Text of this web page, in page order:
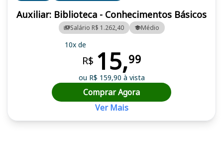
Auxiliar: Biblioteca - Conhecimentos Básicos
Salário R$ 1.262,40 Médio
10x de
R$ 15,99
ou R$ 159,90 à vista
Comprar Agora
Ver Mais